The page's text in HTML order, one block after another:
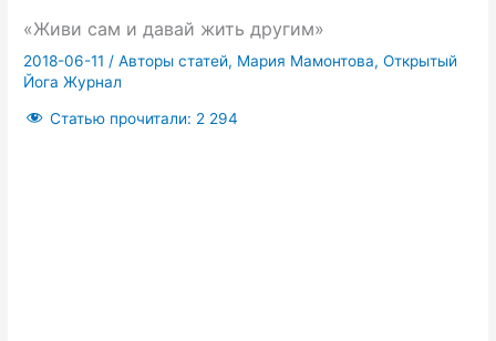
«Живи сам и давай жить другим»
2018-06-11 /Авторы статей, Мария Мамонтова,Открытый
Йога Журнал
Статью прочитали: 2 294